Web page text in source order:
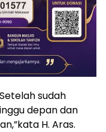
sudah
depan dan
H. Aras.